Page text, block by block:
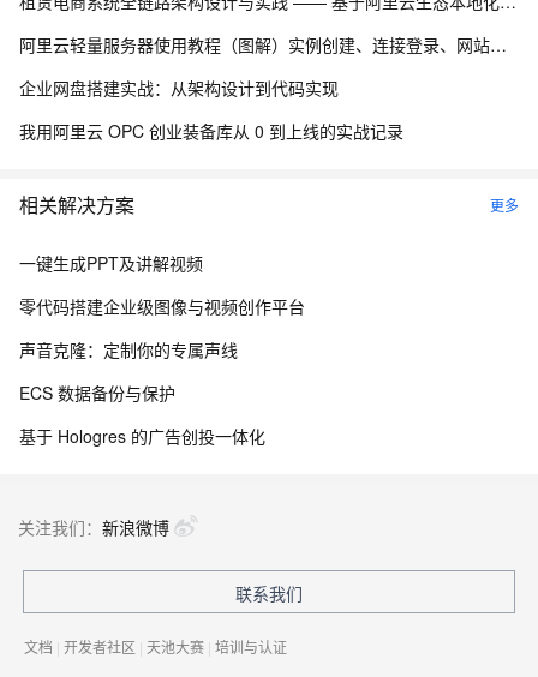
阿里云轻量服务器使用教程（图解）实例创建、连接登录、网站搭建及应用部署全流程
企业网盘搭建实战：从架构设计到代码实现
我用阿里云 OPC 创业装备库从 0 到上线的实战记录
相关解决方案 更多
一键生成PPT及讲解视频
零代码搭建企业级图像与视频创作平台
声音克隆：定制你的专属声线
ECS 数据备份与保护
基于 Hologres 的广告创投一体化
关注我们： 新浪微博
联系我们
文档 | 开发者社区 | 天池大赛 | 培训与认证